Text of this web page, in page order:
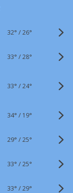
32° /26°
33° /28°
33° /24°
34° / 19°
29° /25°
33° /25°
33° /29°